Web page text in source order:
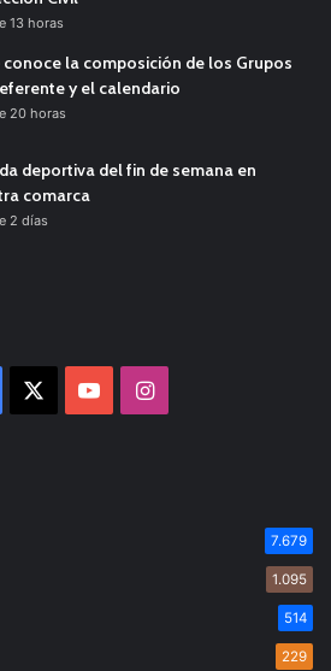
13 horas
conoce la composición de los Grupos
y el calendario
20 horas
deportiva del fin de semana en
comarca
2 días
Facebook YouTubeInstagram
7.679
1.095
514
229